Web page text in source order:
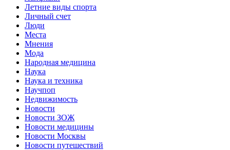
Летние виды спорта
Личный счет
Люди
Места
Мнения
Мода
Народная медицина
Наука
Наука и техника
Научпоп
Недвижимость
Новости
Новости ЗОЖ
Новости медицины
Новости Москвы
Новости путешествий